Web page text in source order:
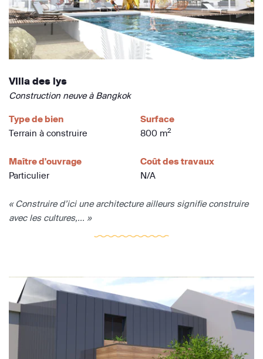
Villa des lys
Construction neuve à Bangkok
Type de bien
Terrain à construire
Surface
800 m2
Maître d'ouvrage
Particulier
Coût des travaux
N/A
« Construire d’ici une architecture ailleurs signifie construire
avec les cultures,... »